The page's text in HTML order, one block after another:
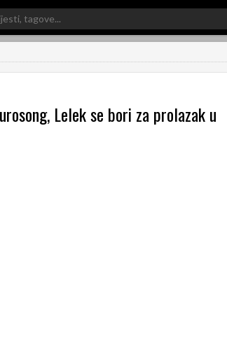
Lelek se bori za prolazak u